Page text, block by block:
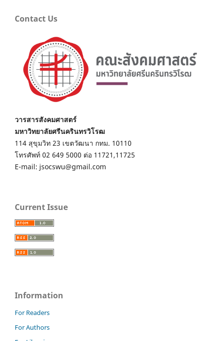
Contact Us
วารสารสังคมศาสตร์
มหาวิทยาลัยศรีนครินทรวิโรฒ
114 สุขุมวิท 23 เขตวัฒนา กทม. 10110
โทรศัพท์ 02 649 5000 ต่อ 11721,11725
E-mail: jsocswu@gmail.com
Current Issue
Information
For Readers
For Authors